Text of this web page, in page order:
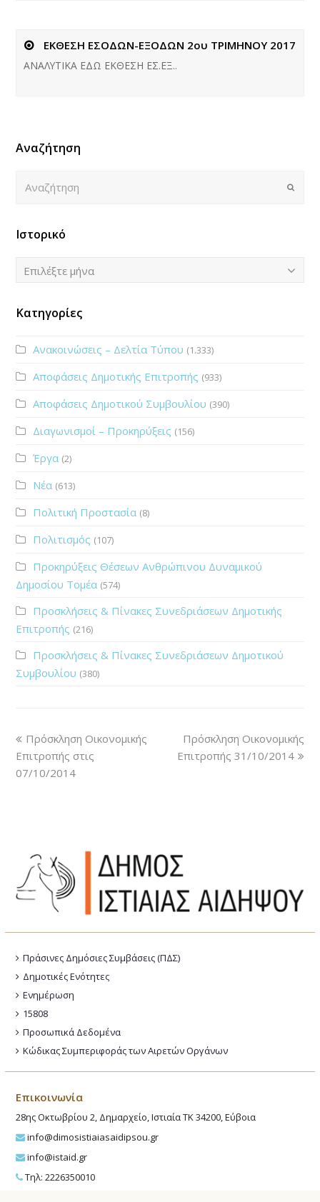
ΕΚΘΕΣΗ ΕΣΟΔΩΝ-ΕΞΟΔΩΝ 2ου ΤΡΙΜΗΝΟΥ 2017
ΑΝΑΛΥΤΙΚΑ ΕΔΩ ΕΚΘΕΣΗ ΕΣ.ΕΞ..
Αναζήτηση
Submit
Ιστορικό
Ιστορικό
Επιλέξτε μήνα
Κατηγορίες
Ανακοινώσεις – Δελτία Τύπου (1.333)
Αποφάσεις Δημοτικής Επιτροπής (933)
Αποφάσεις Δημοτικού Συμβουλίου (390)
Διαγωνισμοί – Προκηρύξεις (156)
Έργα (2)
Νέα (613)
Πολιτική Προστασία (8)
Πολιτισμός (107)
Προκηρύξεις Θέσεων Ανθρώπινου Δυναμικού
Δημοσίου Τομέα (574)
Προσκλήσεις & Πίνακες Συνεδριάσεων Δημοτικής
Επιτροπής (216)
Προσκλήσεις & Πίνακες Συνεδριάσεων Δημοτικού
Συμβουλίου (380)
Πρόσκληση Οικονομικής
Επιτροπής στις
07/10/2014
Πρόσκληση Οικονομικής
Επιτροπής 31/10/2014
Πράσινες Δημόσιες Συμβάσεις (ΠΔΣ)
Δημοτικές Ενότητες
Ενημέρωση
15808
Προσωπικά Δεδομένα
Κώδικας Συμπεριφοράς των Αιρετών Οργάνων
Επικοινωνία
28ης Οκτωβρίου 2, Δημαρχείο, Ιστιαία ΤΚ 34200, Εύβοια
info@dimosistiaiasaidipsou.gr
info@istaid.gr
Τηλ: 2226350010